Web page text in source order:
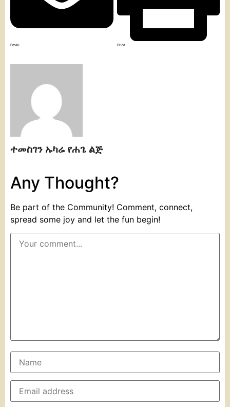
Email Print
ተመስገን ኡካሬ የሐጌ ልጅ
Any Thought?
Be part of the Community! Comment, connect,
spread some joy and let the fun begin!